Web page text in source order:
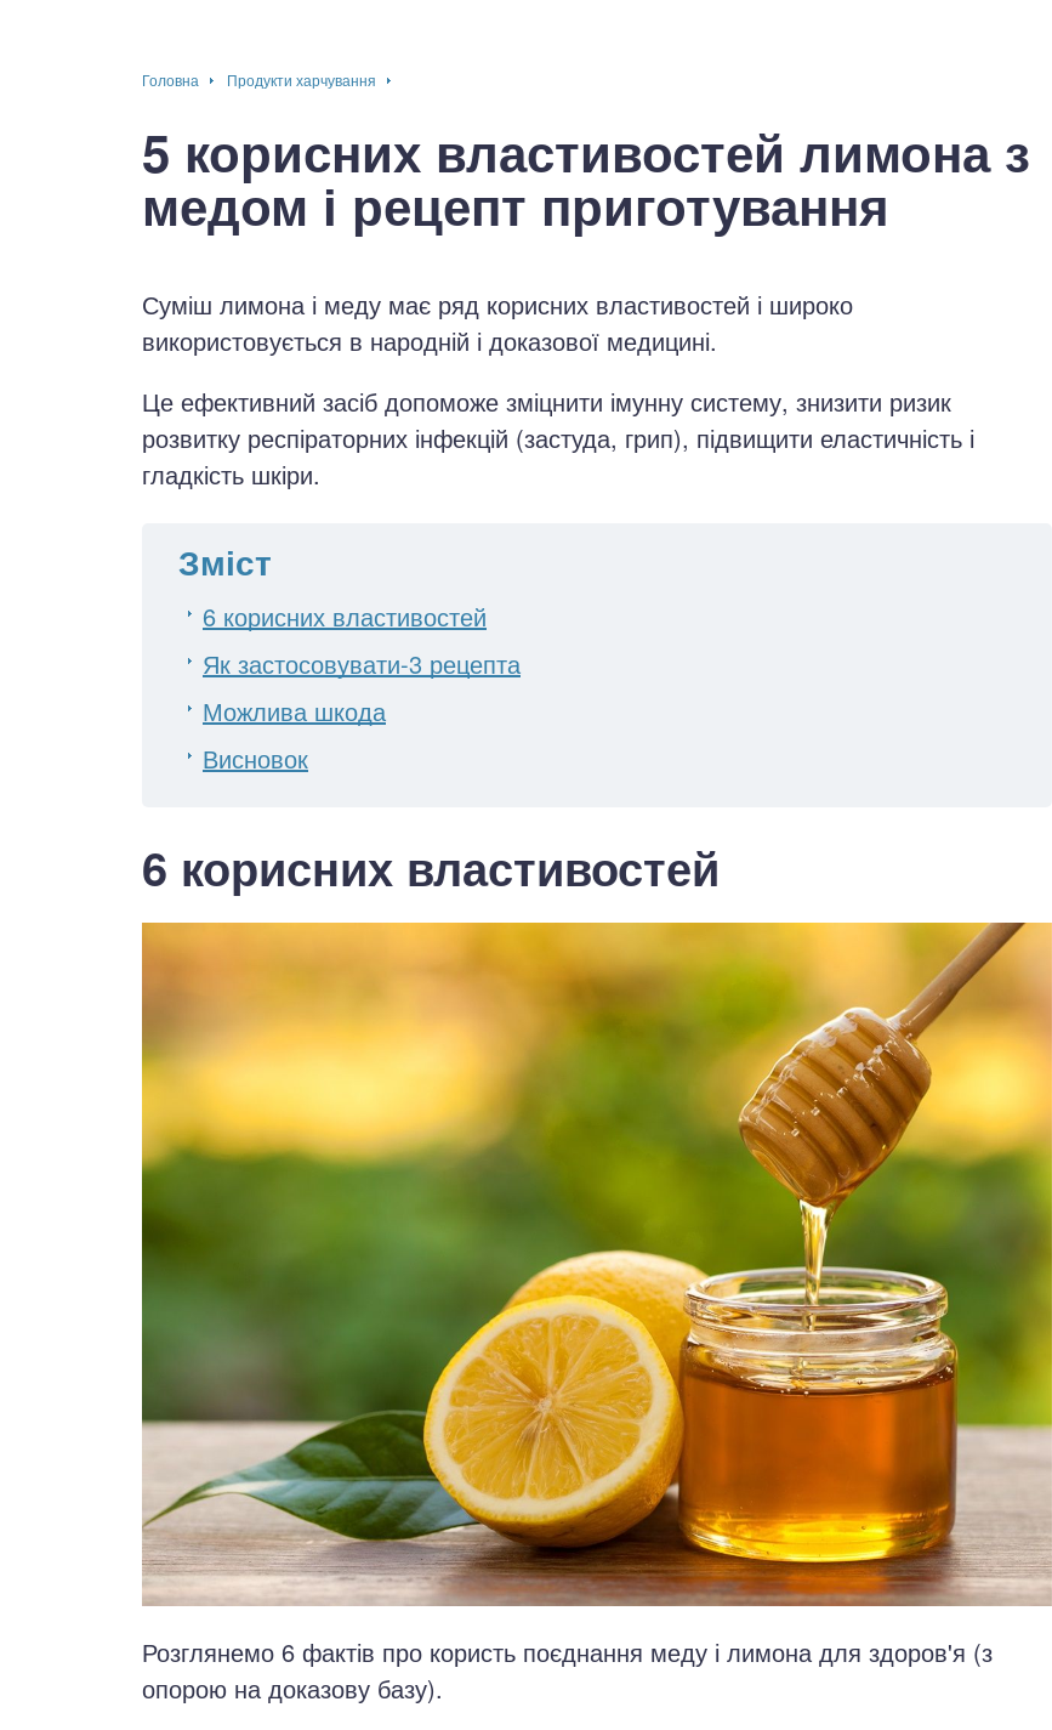
Головна Продукти харчування
5 корисних властивостей лимона з
медом і рецепт приготування
Суміш лимона і меду має ряд корисних властивостей і широко
використовується в народній і доказової медицині.
Це ефективний засіб допоможе зміцнити імунну систему, знизити ризик
розвитку респіраторних інфекцій (застуда, грип), підвищити еластичність і
гладкість шкіри.
Зміст
6 корисних властивостей
Як застосовувати-3 рецепта
Можлива шкода
Висновок
6 корисних властивостей
Розглянемо 6 фактів про користь поєднання меду і лимона для здоров'я (з
опорою на доказову базу).
суглоби, м'язи